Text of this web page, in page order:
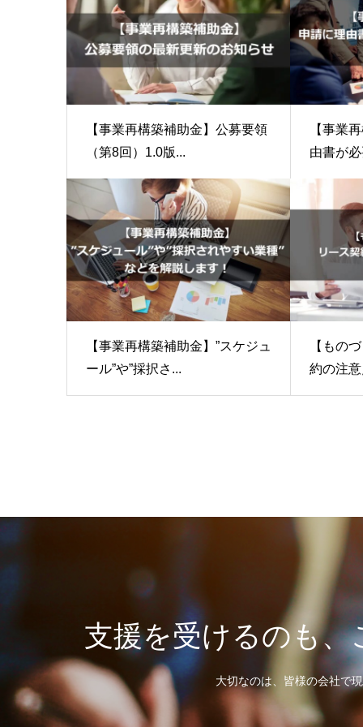
【事業再構築補助金】公募要領
（第8回）1.0版...
【事業
由書が
【事業再構築補助金】”スケジュ
ール”や”採択さ...
【もの
約の注
支援を受けるのも
大切なのは、皆様の会社で